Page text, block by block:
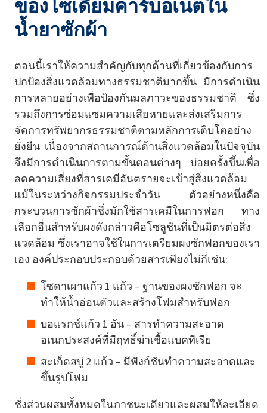
ของโซเดียมคาร์บอเนตใน
น้ำยาซักผ้า
ตอนนี้เราให้ความสำคัญกับทุกด้านที่เกี่ยวข้องกับการ
ปกป้องสิ่งแวดล้อมทางธรรมชาติมากขึ้น มีการดำเนิน
การหลายอย่างเพื่อป้องกันมลภาวะของธรรมชาติ ซึ่ง
รวมถึงการซ่อมแซมความเสียหายและส่งเสริมการ
จัดการทรัพยากรธรรมชาติตามหลักการเติบโตอย่าง
ยั่งยืน เนื่องจากสถานการณ์ด้านสิ่งแวดล้อมในปัจจุบัน
จึงมีการดำเนินการตามขั้นตอนต่างๆ บ่อยครั้งขึ้นเพื่อ
ลดความเสี่ยงที่สารเคมีอันตรายจะเข้าสู่สิ่งแวดล้อม
แม้ในระหว่างกิจกรรมประจำวัน ตัวอย่างหนึ่งคือ
กระบวนการซักผ้าซึ่งมักใช้สารเคมีในการฟอก ทาง
เลือกอื่นสำหรับผงดังกล่าวคือโซลูชันที่เป็นมิตรต่อสิ่ง
แวดล้อม ซึ่งเราอาจใช้ในการเตรียมผงซักฟอกของเรา
เอง องค์ประกอบประกอบด้วยสารเพียงไม่กี่เช่น:
โซดาเผาแก้ว 1 แก้ว – ฐานของผงซักฟอก จะ
ทำให้น้ำอ่อนตัวและสร้างโฟมสำหรับฟอก
บอแรกซ์แก้ว 1 อัน – สารทำความสะอาด
อเนกประสงค์ที่มีฤทธิ์ฆ่าเชื้อแบคทีเรีย
สะเก็ดสบู่ 2 แก้ว – มีฟังก์ชันทำความสะอาดและ
ขึ้นรูปโฟม
ชั่งส่วนผสมทั้งหมดในภาชนะเดียวและผสมให้ละเอียด